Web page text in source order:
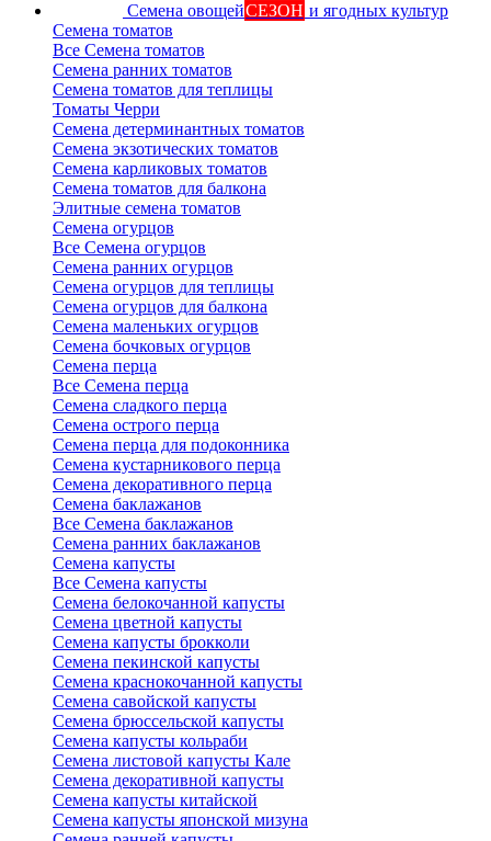
Семена овощейСЕЗОН и ягодных культур
Семена томатов
Все Семена томатов
Семена ранних томатов
Семена томатов для теплицы
Томаты Черри
Семена детерминантных томатов
Семена экзотических томатов
Семена карликовых томатов
Семена томатов для балкона
Элитные семена томатов
Семена огурцов
Все Семена огурцов
Семена ранних огурцов
Семена огурцов для теплицы
Семена огурцов для балкона
Семена маленьких огурцов
Семена бочковых огурцов
Семена перца
Все Семена перца
Семена сладкого перца
Семена острого перца
Семена перца для подоконника
Семена кустарникового перца
Семена декоративного перца
Семена баклажанов
Все Семена баклажанов
Семена ранних баклажанов
Семена капусты
Все Семена капусты
Семена белокочанной капусты
Семена цветной капусты
Семена капусты брокколи
Семена пекинской капусты
Семена краснокочанной капусты
Семена савойской капусты
Семена брюссельской капусты
Семена капусты кольраби
Семена листовой капусты Кале
Семена декоративной капусты
Семена капусты китайской
Семена капусты японской мизуна